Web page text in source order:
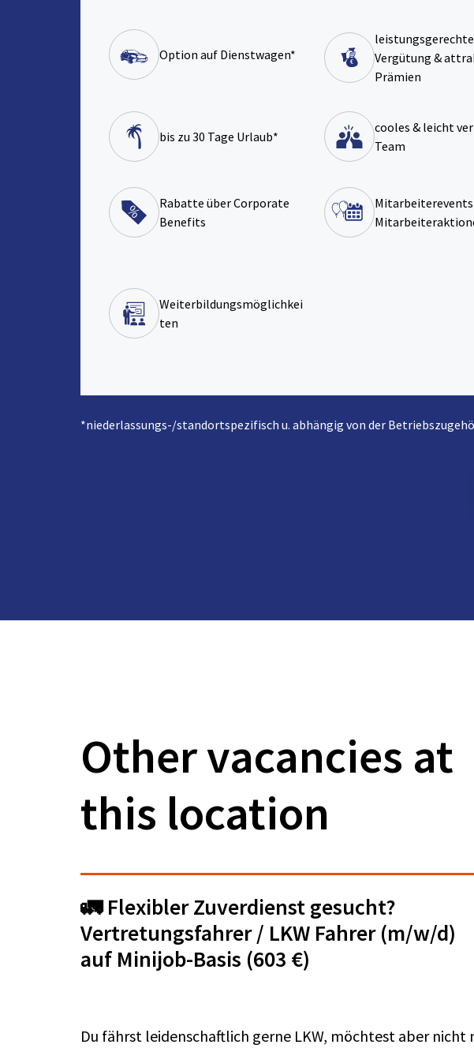
Option auf Dienstwagen*
leistungsgerechte
Vergütung &
Prämien
bis zu 30 Tage Urlaub*
cooles & leicht
Team
Rabatte über Corporate
Benefits
Weiterbildungsmöglichkei
ten
*niederlassungs-/standortspezifisch u. abhängig von der
Other vacancies at
this location
🚛 Flexibler Zuverdienst gesucht?
Vertretungsfahrer / LKW Fahrer (m/w/d)
auf Minijob-Basis (603 €)
Du fährst leidenschaftlich gerne LKW, möchtest aber nicht